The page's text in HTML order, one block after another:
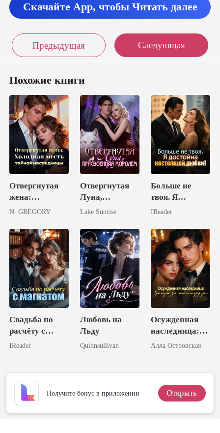
Скачайте App, чтобы Читать далее
Предыдущая Следующая
Похожие книги
Отвергнутая
жена:
Холодная
наследницы
N. GREGORY
Отвергнутая
Луна,
присвоенная
Lake Sunrise
Больше не
твоя. Я
достойна
любви!
IReader
Свадьба по
расчёту с
магнатом
IReader
Любовь на
Льду
Quinnsullivan
Осужденная
наследница:
Замуж за
Алла Островская
Получите бонус в приложении Открыть